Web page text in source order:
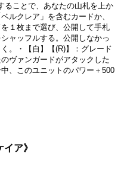
ることで、あなたの山札を上か
ルクレア」を含むカードか、
１枚まで選び、公開して手札
ャッフルする。公開しなかっ
。・【自】【(R)】：グレード
ヴァンガードがアタックした
、このユニットのパワー＋500
ア》